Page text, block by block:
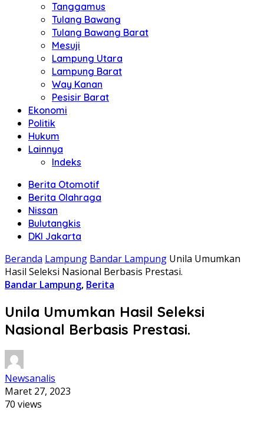
Tanggamus
Tulang Bawang
Tulang Bawang Barat
Mesuji
Lampung Utara
Lampung Barat
Way Kanan
Pesisir Barat
Ekonomi
Politik
Hukum
Lainnya
Indeks
Berita Otomotif
Berita Olahraga
Nissan
Bulutangkis
DKI Jakarta
Beranda Lampung Bandar Lampung Unila Umumkan
Hasil Seleksi Nasional Berbasis Prestasi.
Bandar Lampung, Berita
Unila Umumkan Hasil Seleksi
Nasional Berbasis Prestasi.
Newsanalis
Maret 27, 2023
70 views